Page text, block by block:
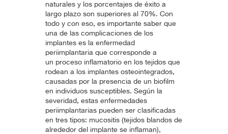
naturales y los porcentajes de éxito a
largo plazo son superiores al 70%. Con
todo y con eso, es importante saber que
una de las complicaciones de los
implantes es la enfermedad
periimplantaria que corresponde a
un proceso inflamatorio en los tejidos que
rodean a los implantes osteointegrados,
causadas por la presencia de un biofilm
en individuos susceptibles. Según la
severidad, estas enfermedades
periimplantarias pueden ser clasificadas
en tres tipos: mucositis (tejidos blandos de
alrededor del implante se inflaman),